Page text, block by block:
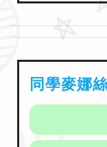
同學麥娜